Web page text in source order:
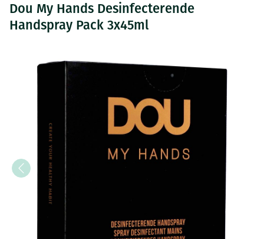
Dou My Hands Desinfecterende
Handspray Pack 3x45ml